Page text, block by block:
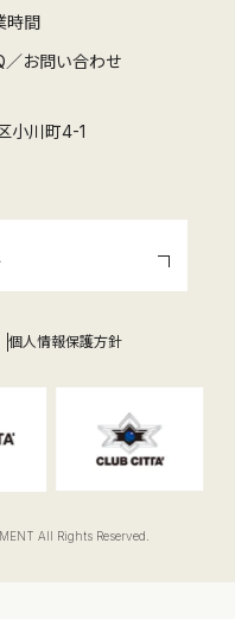
時間
／お問い合わせ
小川町4-1
個人情報保護方針
All Rights Reserved.